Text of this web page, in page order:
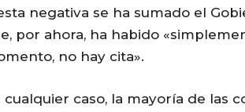
negativa se ha sumado el
por ahora, ha habido
no hay cita».
cualquier caso, la mayoría de las